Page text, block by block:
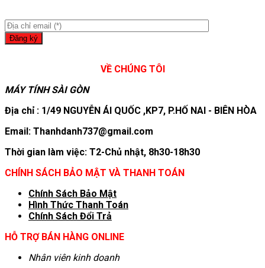
VỀ CHÚNG TÔI
MÁY TÍNH SÀI GÒN
Địa chỉ : 1/49 NGUYỄN ÁI QUỐC ,KP7, P.HỐ NAI - BIÊN HÒA
Email: Thanhdanh737@gmail.com
Thời gian làm việc: T2-Chủ nhật, 8h30-18h30
CHÍNH SÁCH BẢO MẬT VÀ THANH TOÁN
Chính Sách Bảo Mật
Hình Thức Thanh Toán
Chính Sách Đổi Trả
HỖ TRỢ BÁN HÀNG ONLINE
Nhân viên kinh doanh